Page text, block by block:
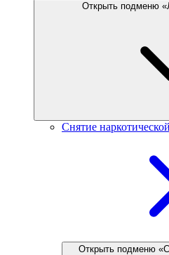
Открыть подменю
Снятие
Открыть подменю